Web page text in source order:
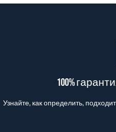
100%
Узнайте, как определить,